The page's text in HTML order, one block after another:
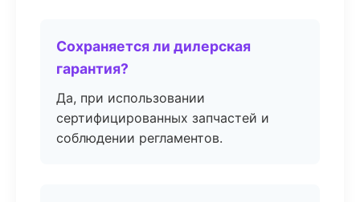
Сохраняется ли дилерская
гарантия?
Да, при использовании
сертифицированных запчастей и
соблюдении регламентов.